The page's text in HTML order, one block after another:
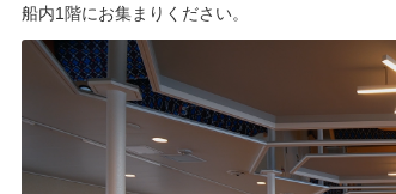
船内1階にお集まりください。